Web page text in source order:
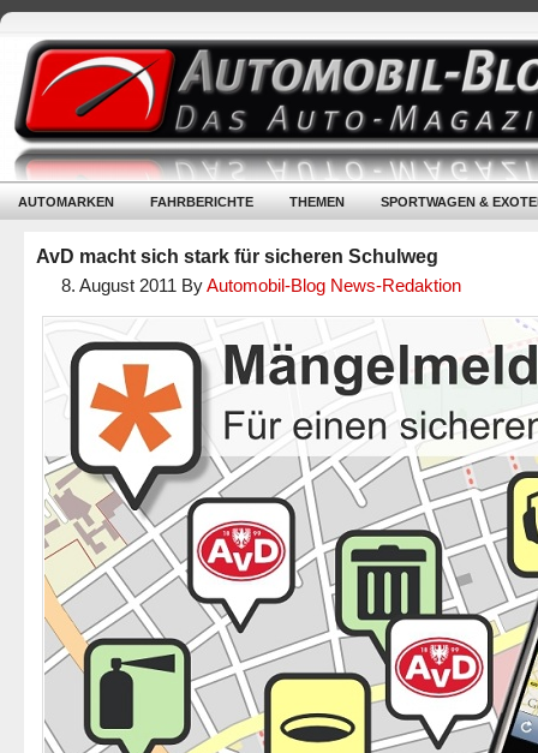
AUTOMARKEN FAHRBERICHTE THEMEN SPORTWAGEN &
AvD macht sich stark für sicheren Schulweg
8. August 2011 ByAutomobil-Blog News-Redaktion